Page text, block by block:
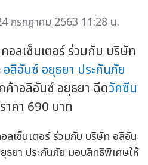
กรกฎาคม 2563 11:28 น.
อลเซ็นเตอร์ ร่วมกับ บริษัท
อลิอันซ์ อยุธยา ประกันภัย
าอลิอันซ์ อยุธยา ฉีดวัคซีน
าคา 690 บาท